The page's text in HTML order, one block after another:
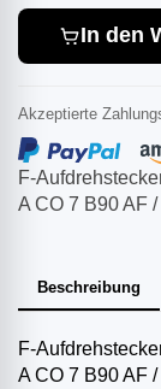
F-
A CO 7 B90 AF
Beschreibung
F-
A CO 7 B90 AF
In den
Akzeptierte